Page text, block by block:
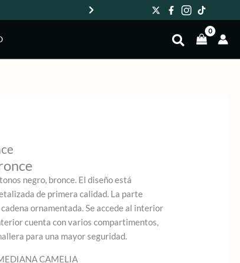
negro, bronce. El diseño está
de primera calidad. La parte
ornamentada. Se accede al interior
cuenta con varios compartimentos,
para una mayor seguridad.
CAMELIA